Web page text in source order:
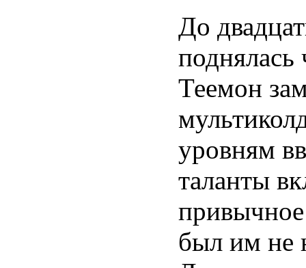
До
поднялась
Теемон
уровням
таланты
был им не